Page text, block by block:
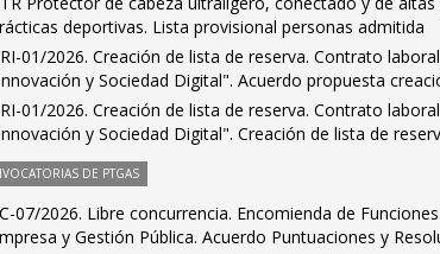
deportivas. Lista provisional personas admitida
01/2026. Creación de lista de reserva. Contrato
y Sociedad Digital". Acuerdo propuesta
01/2026. Creación de lista de reserva. Contrato
y Sociedad Digital". Creación de lista de
DE PTGAS
07/2026. Libre concurrencia. Encomienda de
y Gestión Pública. Acuerdo Puntuaciones y